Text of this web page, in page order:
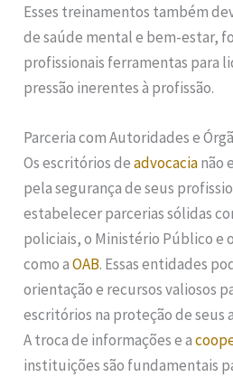
Esses treinamentos também
de saúde mental e bem-estar,
profissionais ferramentas para
pressão inerentes à profissão.
Parceria com Autoridades e
Os escritórios deadvocacianão
pela segurança de seus
estabelecer parcerias sólidas
policiais, o Ministério Público e
como aOAB. Essas entidades
orientação e recursos valiosos
escritórios na proteção de seus
A troca de informações e a
instituições são fundamentais